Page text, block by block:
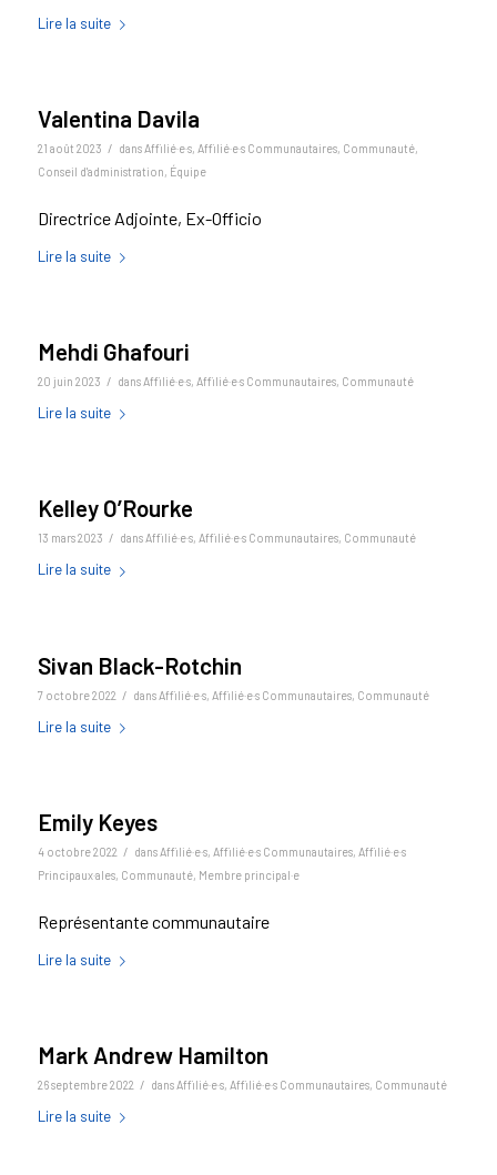
Lire la suite
Valentina Davila
21 août 2023 / dans Affilié·e·s, Affilié·e·s Communautaires, Communauté,
Conseil d'administration, Équipe
Directrice Adjointe, Ex-Officio
Lire la suite
Mehdi Ghafouri
20 juin 2023 / dans Affilié·e·s, Affilié·e·s Communautaires, Communauté
Lire la suite
Kelley O’Rourke
13 mars 2023 / dans Affilié·e·s, Affilié·e·s Communautaires, Communauté
Lire la suite
Sivan Black-Rotchin
7 octobre 2022 / dans Affilié·e·s, Affilié·e·s Communautaires, Communauté
Lire la suite
Emily Keyes
4 octobre 2022 / dans Affilié·e·s, Affilié·e·s Communautaires, Affilié·e·s
Principaux·ales, Communauté, Membre principal·e
Représentante communautaire
Lire la suite
Mark Andrew Hamilton
26 septembre 2022 / dans Affilié·e·s, Affilié·e·s Communautaires, Communauté
Lire la suite